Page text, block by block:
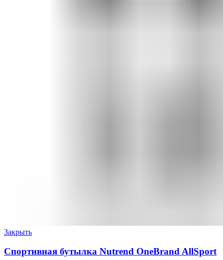
Закрыть
Спортивная бутылка Nutrend OneBrand AllSport